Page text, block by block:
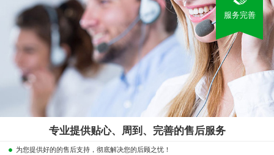
服务完善
专业提供贴心、周到、完善的售后服务
为您提供好的的售后支持，彻底解决您的后顾之忧！